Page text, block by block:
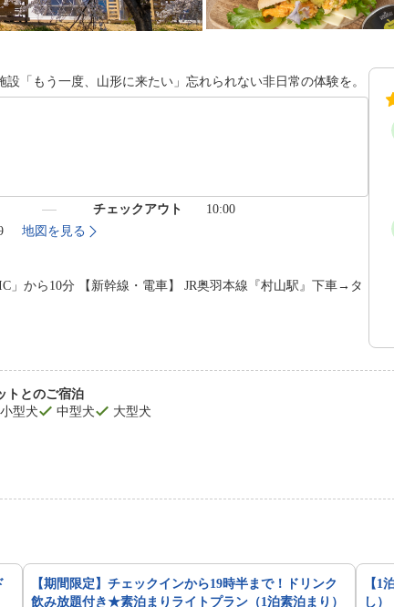
「もう一度、山形に来たい」忘れられない非日常の体験を。
チェックアウト
10:00
地図を見る
」から10分 【新幹線・電車】 JR奥羽本線『村山駅』下車→タ
トとのご宿泊
小型犬
中型犬 大型犬
【期間限定】チェックインから19時半まで！ドリンク
飲み放題付き★素泊まりライトプラン（1泊素泊まり）
【1
し）